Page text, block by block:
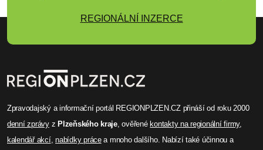
REGIONÁLNÍ INZERCE
Zpravodajský a informační portál REGIONPLZEN.CZ přináší od roku 2000
denní zprávyz Plzeňského kraje, ověřené kontakty na regionální firmy,
kalendář akcí,nabídky prácea mnoho dalšího. Nabízí také účinnou a